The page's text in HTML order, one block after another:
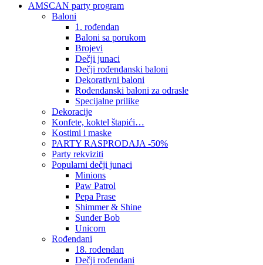
AMSCAN party program
Baloni
1. rođendan
Baloni sa porukom
Brojevi
Dečji junaci
Dečji rođendanski baloni
Dekorativni baloni
Rođendanski baloni za odrasle
Specijalne prilike
Dekoracije
Konfete, koktel štapići…
Kostimi i maske
PARTY RASPRODAJA -50%
Party rekviziti
Popularni dečji junaci
Minions
Paw Patrol
Pepa Prase
Shimmer & Shine
Sunđer Bob
Unicorn
Rođendani
18. rođendan
Dečji rođendani